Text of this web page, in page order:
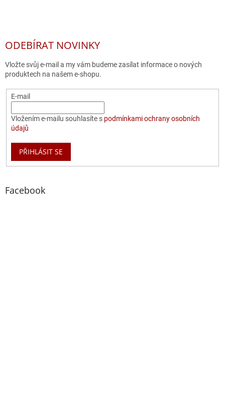
ODEBÍRAT NOVINKY
Vložte svůj e-mail a my vám budeme zasílat informace o nových
produktech na našem e-shopu.
E-mail
Vložením e-mailu souhlasíte s podmínkami ochrany osobních
údajů
PŘIHLÁSIT SE
Facebook